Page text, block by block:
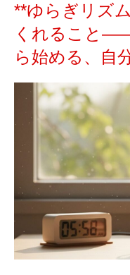
**ゆらぎリズ
くれること
ら始める、自